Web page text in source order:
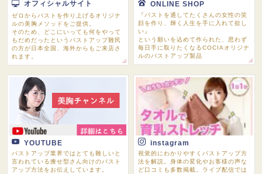
オフィシャルサイト
ゼロからバストを作り上げるオリジナ
ルの美胸メソッドをご提供。
そのため、どこにいっても何をやって
もだめだったというバストアップ難民
の方が日本全国、海外からもご来店さ
れます。
ONLINE SHOP
『バストを通してたくさんの女性の笑
顔を作り、輝く人生を手に入れて欲し
い』
という願いを込めて作られた、思わず
毎日手に取りたくなるCOCIAオリジナ
ルのバストアップ製品
YOUTUBE
バストアップ業界ではとても難しいと
言われている痩せ型さん向けのバスト
アップ方法をお伝えしています。
instagram
視覚的にわかりやすくバストアップ方
法を解説。身体の変化やお客様の声な
ど口コミも多数掲載。ライブ配信では